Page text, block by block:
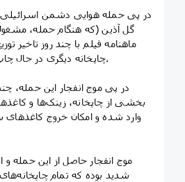
گل آذین (که هنگام حمله،
ماهنامه فیلم با چند روز تاخیر
چاپخانه دیگری در حال چاپ و صحافی مجله است.
در پی موج انفجار این حمله،
بخشی از چاپخانه، زینک‌ها و
وارد شده و امکان خروج
موج انفجار حاصل از این حمله
شدید بوده که تمام